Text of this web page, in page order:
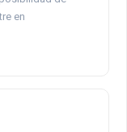
en